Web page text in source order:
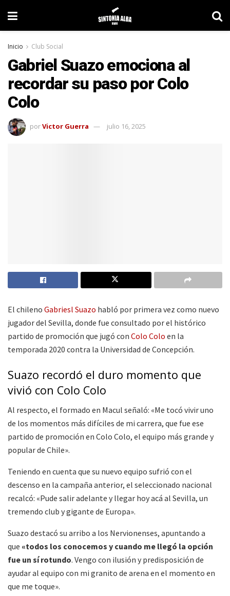
Inicio Club Social
Gabriel Suazo emociona al
recordar su paso por Colo
Colo
porVictor Guerra julio 16, 2025
El chileno Gabriesl Suazo habló por primera vez como nuevo
jugador del Sevilla, donde fue consultado por el histórico
partido de promoción que jugó con Colo Colo en la
temporada 2020 contra la Universidad de Concepción.
Suazo recordó el duro momento que
vivió con Colo Colo
Al respecto, el formado en Macul señaló: «Me tocó vivir uno
de los momentos más difíciles de mi carrera, que fue ese
partido de promoción en Colo Colo, el equipo más grande y
popular de Chile».
Teniendo en cuenta que su nuevo equipo sufrió con el
descenso en la campaña anterior, el seleccionado nacional
recalcó: «Pude salir adelante y llegar hoy acá al Sevilla, un
tremendo club y gigante de Europa».
Suazo destacó su arribo a los Nervionenses, apuntando a
que «todos los conocemos y cuando me llegó la opción
fue un sí rotundo. Vengo con ilusión y predisposición de
ayudar al equipo con mi granito de arena en el momento en
que me toque».